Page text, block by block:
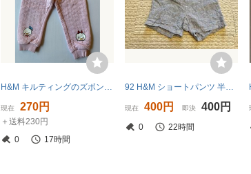
H&M キルティングのズボン パンツ サイズ92cm 2歳
現在 270円
＋送料230円
0
17時間
92 H&M ショートパンツ 半ズボン ハーフパンツ 水色 ブルー ヒッコリー ストライプ 夏用 保育園 yshop子供服90 95
現在 400円 即決 400円
0 22時間